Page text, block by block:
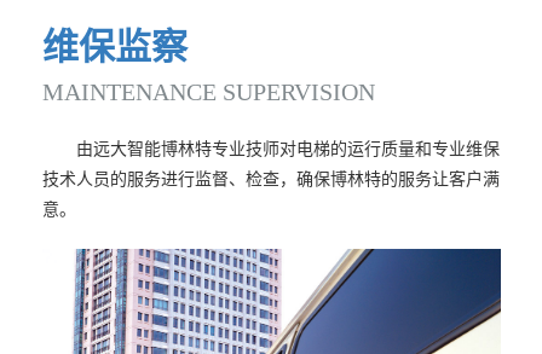
维保监察
MAINTENANCE SUPERVISION
由远大智能博林特专业技师对电梯的运行质量和专业维保
技术人员的服务进行监督、检查，确保博林特的服务让客户满
意。